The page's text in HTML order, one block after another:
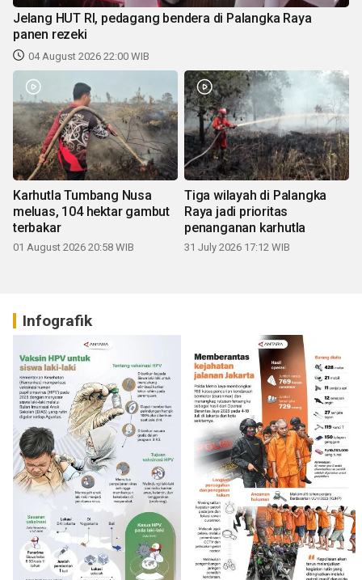
Jelang HUT RI, pedagang bendera di Palangka Raya
panen rezeki
04 August 2026 22:00 WIB
Karhutla Tumbang Nusa
meluas, 104 hektar gambut
terbakar
01 August 2026 20:58 WIB
Tiga wilayah di Palangka
Raya jadi prioritas
penanganan karhutla
31 July 2026 17:12 WIB
Infografik